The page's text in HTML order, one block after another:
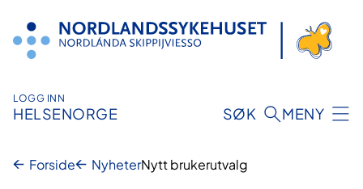
innhold
LOGG INN
HELSENORGE SØK MENY
Forside NyheterNytt brukerutvalg